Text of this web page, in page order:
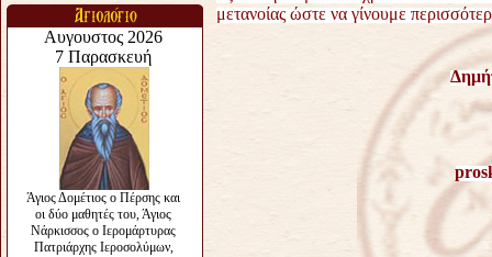
μετανοίας ώστε να γίνουμε